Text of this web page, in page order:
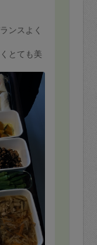
ンスよく
とても美
これだけ
はほぼ冷
ながらい
ずっと料
ました。